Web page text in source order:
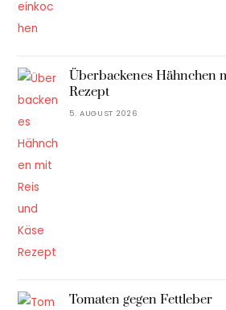
Überbackenes Hähnchen
Rezept
5. AUGUST 2026
Tomaten gegen Fettleber